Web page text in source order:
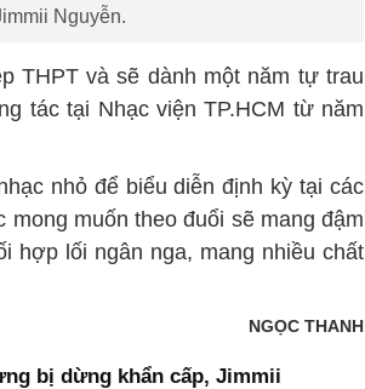
Nguyễn.
THPT và sẽ dành một năm tự trau
tác tại Nhạc viện TP.HCM từ năm
nhỏ để biểu diễn định kỳ tại các
muốn theo đuổi sẽ mang đậm
hợp lối ngân nga, mang nhiều chất
NGỌC THANH
bị dừng khẩn cấp, Jimmii